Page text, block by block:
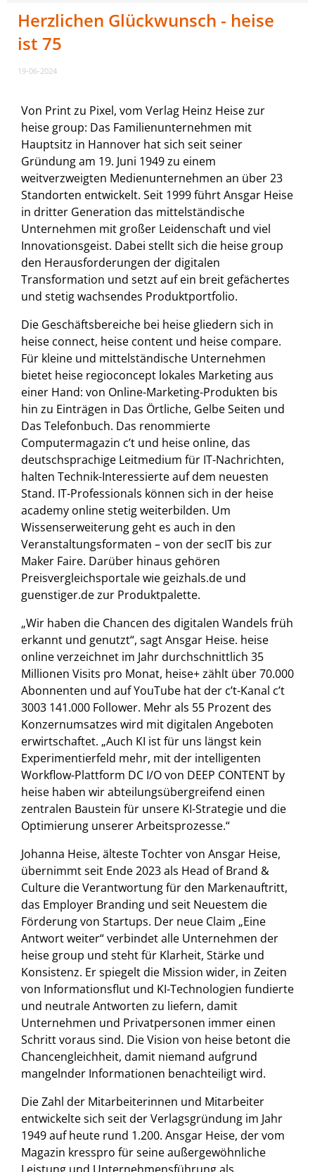
Herzlichen Glückwunsch - heise
ist 75
19-06-2024
Von Print zu Pixel, vom Verlag Heinz Heise zur
heise group: Das Familienunternehmen mit
Hauptsitz in Hannover hat sich seit seiner
Gründung am 19. Juni 1949 zu einem
weitverzweigten Medienunternehmen an über 23
Standorten entwickelt. Seit 1999 führt Ansgar Heise
in dritter Generation das mittelständische
Unternehmen mit großer Leidenschaft und viel
Innovationsgeist. Dabei stellt sich die heise group
den Herausforderungen der digitalen
Transformation und setzt auf ein breit gefächertes
und stetig wachsendes Produktportfolio.
Die Geschäftsbereiche bei heise gliedern sich in
heise connect, heise content und heise compare.
Für kleine und mittelständische Unternehmen
bietet heise regioconcept lokales Marketing aus
einer Hand: von Online-Marketing-Produkten bis
hin zu Einträgen in Das Örtliche, Gelbe Seiten und
Das Telefonbuch. Das renommierte
Computermagazin c’t und heise online, das
deutschsprachige Leitmedium für IT-Nachrichten,
halten Technik-Interessierte auf dem neuesten
Stand. IT-Professionals können sich in der heise
academy online stetig weiterbilden. Um
Wissenserweiterung geht es auch in den
Veranstaltungsformaten – von der secIT bis zur
Maker Faire. Darüber hinaus gehören
Preisvergleichsportale wie geizhals.de und
guenstiger.de zur Produktpalette.
„Wir haben die Chancen des digitalen Wandels früh
erkannt und genutzt“, sagt Ansgar Heise. heise
online verzeichnet im Jahr durchschnittlich 35
Millionen Visits pro Monat, heise+ zählt über 70.000
Abonnenten und auf YouTube hat der c’t-Kanal c’t
3003 141.000 Follower. Mehr als 55 Prozent des
Konzernumsatzes wird mit digitalen Angeboten
erwirtschaftet. „Auch KI ist für uns längst kein
Experimentierfeld mehr, mit der intelligenten
Workflow-Plattform DC I/O von DEEP CONTENT by
heise haben wir abteilungsübergreifend einen
zentralen Baustein für unsere KI-Strategie und die
Optimierung unserer Arbeitsprozesse.“
Johanna Heise, älteste Tochter von Ansgar Heise,
übernimmt seit Ende 2023 als Head of Brand &
Culture die Verantwortung für den Markenauftritt,
das Employer Branding und seit Neuestem die
Förderung von Startups. Der neue Claim „Eine
Antwort weiter“ verbindet alle Unternehmen der
heise group und steht für Klarheit, Stärke und
Konsistenz. Er spiegelt die Mission wider, in Zeiten
von Informationsflut und KI-Technologien fundierte
und neutrale Antworten zu liefern, damit
Unternehmen und Privatpersonen immer einen
Schritt voraus sind. Die Vision von heise betont die
Chancengleichheit, damit niemand aufgrund
mangelnder Informationen benachteiligt wird.
Die Zahl der Mitarbeiterinnen und Mitarbeiter
entwickelte sich seit der Verlagsgründung im Jahr
1949 auf heute rund 1.200. Ansgar Heise, der vom
Magazin kresspro für seine außergewöhnliche